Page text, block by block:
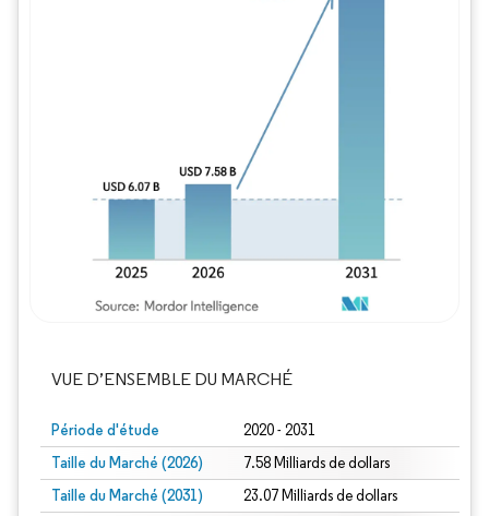
VUE D’ENSEMBLE DU MARCHÉ
Période d'étude 2020 - 2031
Taille du Marché (2026) 7.58 Milliards de dollars
Taille du Marché (2031) 23.07 Milliards de dollars
Image © Mordor Intelligence. La